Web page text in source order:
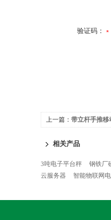
验证码：
上一篇： 带立杆手推移
相关产品
3吨电子平台秤
钢铁厂
云服务器
智能物联网